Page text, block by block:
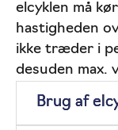
elcyklen må
hastigheden
ikke træder i
desuden max.
Brug af